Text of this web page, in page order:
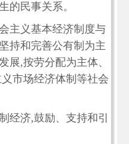
的民事关系。
主义基本经济制度与
持和完善公有制为主
展,按劳分配为主体、
市场经济体制等社会
经济,鼓励、支持和引